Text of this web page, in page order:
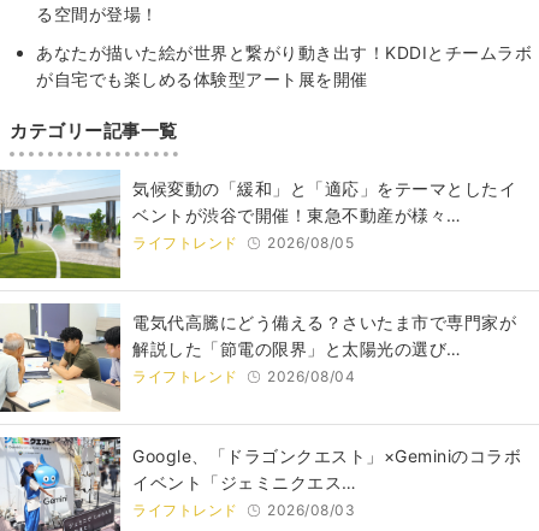
る空間が登場！
あなたが描いた絵が世界と繋がり動き出す！KDDIとチームラボ
が自宅でも楽しめる体験型アート展を開催
カテゴリー記事一覧
気候変動の「緩和」と「適応」をテーマとしたイ
ベントが渋谷で開催！東急不動産が様々…
ライフトレンド 2026/08/05
電気代高騰にどう備える？さいたま市で専門家が
解説した「節電の限界」と太陽光の選び…
ライフトレンド 2026/08/04
Google、「ドラゴンクエスト」×Geminiのコラボ
イベント「ジェミニクエス…
ライフトレンド 2026/08/03